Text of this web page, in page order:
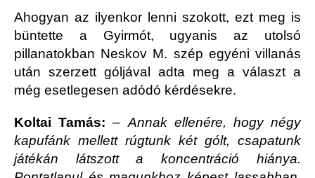
Ahogyan az ilyenkor lenni szokott, ezt meg is
büntette a Gyirmót, ugyanis az utolsó
pillanatokban Neskov M. szép egyéni villanás
után szerzett góljával adta meg a választ a
még esetlegesen adódó kérdésekre.
Koltai Tamás: –Annak ellenére, hogy négy
kapufánk mellett rúgtunk két gólt, csapatunk
játékán látszott a koncentráció hiánya.